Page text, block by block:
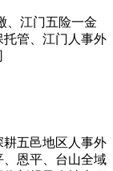
、江门五险一金
管、江门人事外
五邑地区人事外
恩平、台山全域